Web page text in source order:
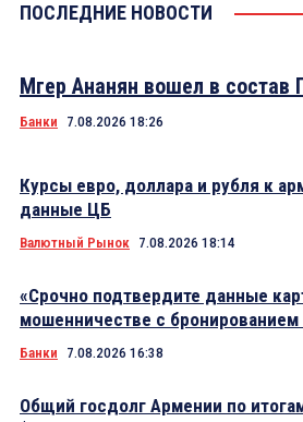
ПОСЛЕДНИЕ НОВОСТИ
Мгер Ананян вошел в состав
Банки 7.08.2026 18:26
Курсы евро, доллара и рубля к
данные ЦБ
Валютный Рынок 7.08.2026 18:14
«Срочно подтвердите данные
мошенничестве с бронированием
Банки 7.08.2026 16:38
Общий госдолг Армении по